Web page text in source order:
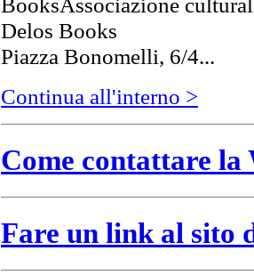
Delos Books
Piazza Bonomelli, 6/4...
Continua all'interno >
Come contattare
Fare un link al sito